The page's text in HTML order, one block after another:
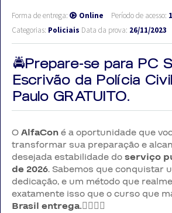
Forma de entrega: Online Período de acesso:
Categorias: Policiais Data da prova: 26/11/2023
🚔Prepare-se para PC
Escrivão da Polícia
Paulo GRATUITO.
OAlfaConé a oportunidade que
transformar sua preparação e
desejada estabilidade doserviço
de 2026. Sabemos que conquistar
dedicação, e um método que
exatamente isso que o curso que
Brasil entrega.👮‍♂️👮‍♀️